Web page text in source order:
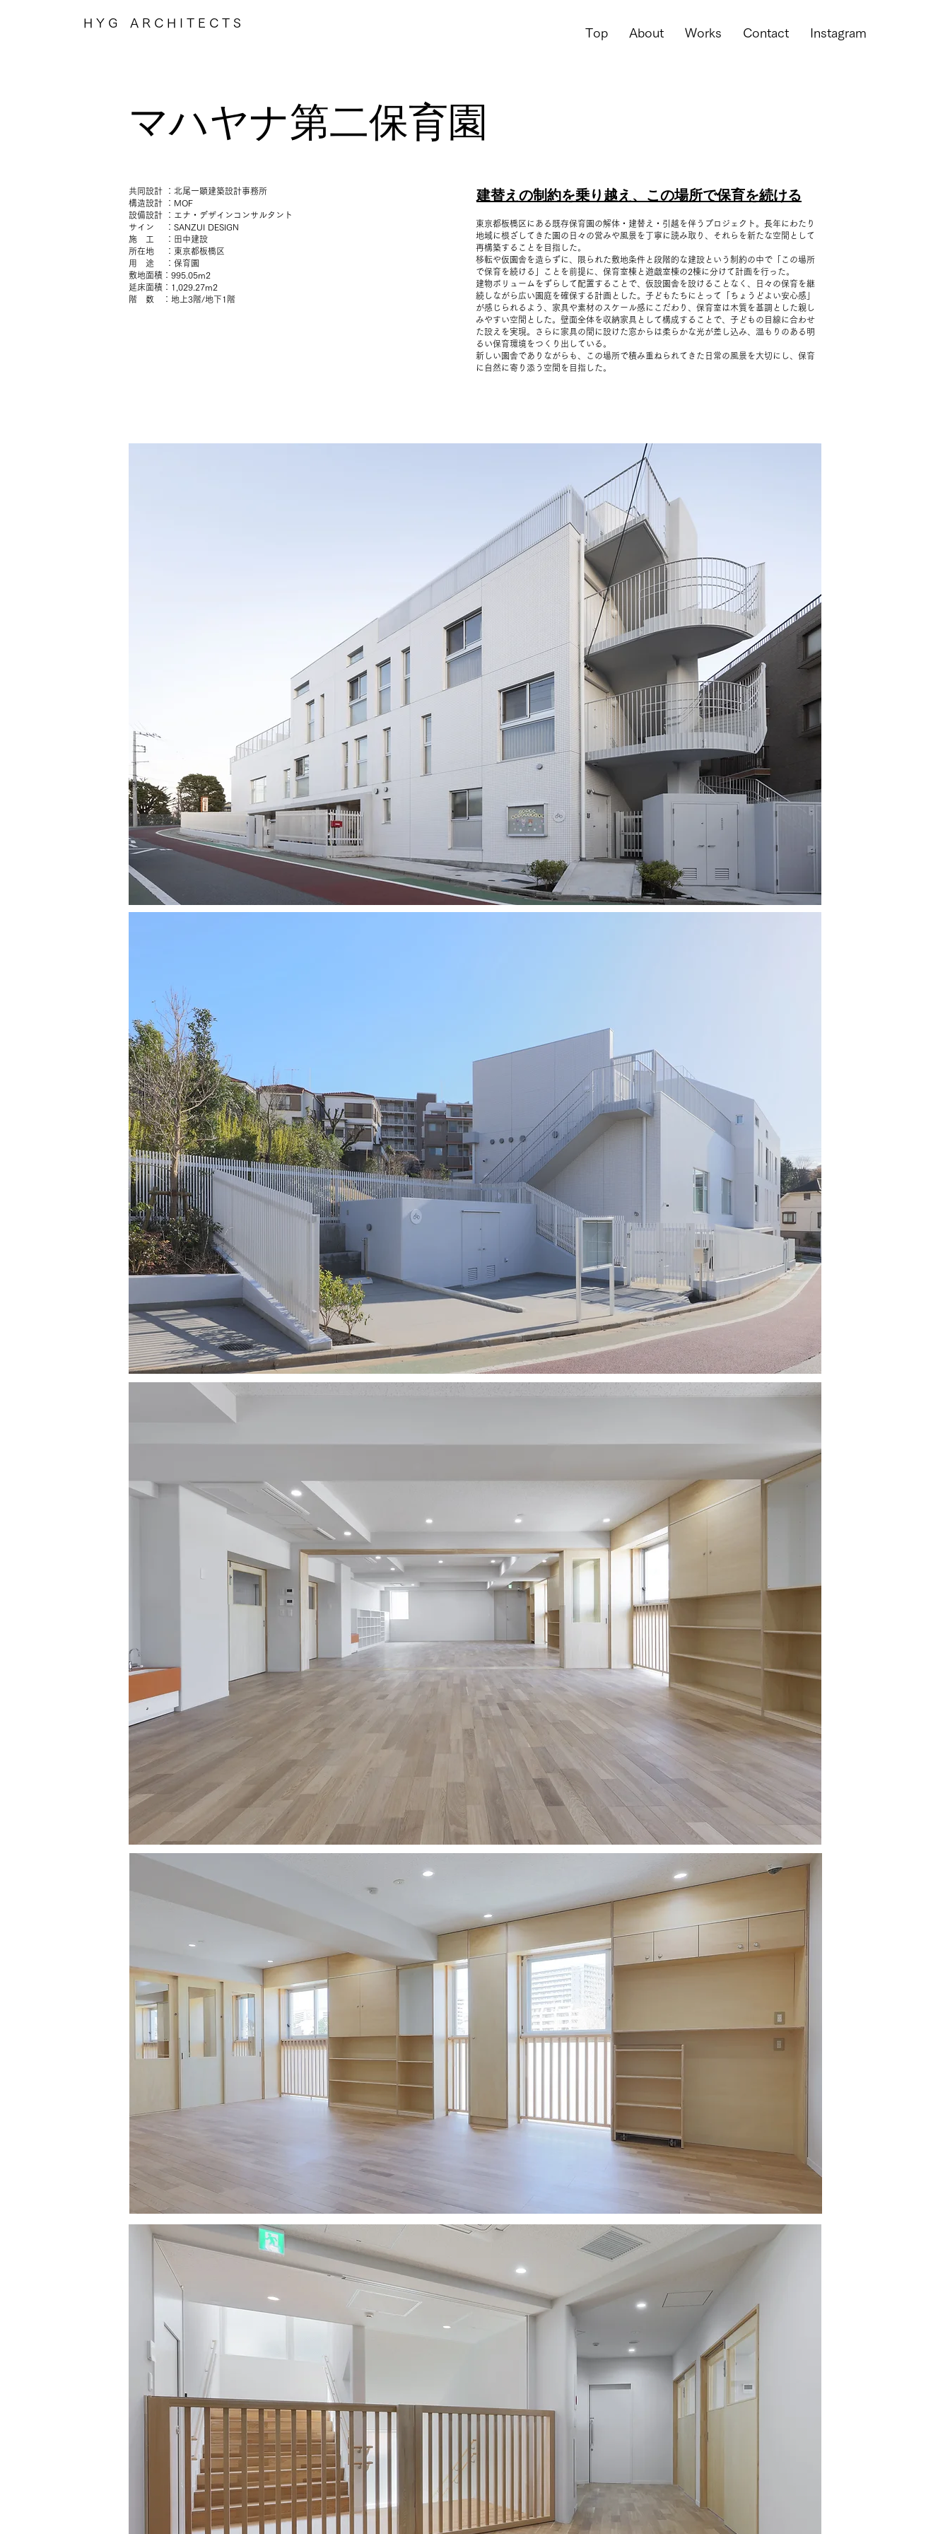
H Y G A R C H I T E C T S
Top About Works Contact Instagram
共同設計 ：北尾一顕建築設計事務所
構造設計 ：MOF
設備設計 ：エナ・デザインコンサルタント
サイン ：SANZUI DESIGN
施 工 ：田中建設
所在地 ：東京都板橋区
用 途 ：保育園
敷地面積：995.05m2
延床面積：1,029.27m2
階 数 ：地上3階/地下1階
建替えの制約を乗り越え、この場所で保育を続ける
東京都板橋区にある既存保育園の解体・建替え・引越を伴うプロジェクト。長年にわたり
地域に根ざしてきた園の日々の営みや風景を丁寧に読み取り、それらを新たな空間として
再構築することを目指した。
移転や仮園舎を造らずに、限られた敷地条件と段階的な建設という制約の中で「この場所
で保育を続ける」ことを前提に、保育室棟と遊戯室棟の2棟に分けて計画を行った。
建物ボリュームをずらして配置することで、仮設園舎を設けることなく、日々の保育を継
続しながら広い園庭を確保する計画とした。子どもたちにとって「ちょうどよい安心感」
が感じられるよう、家具や素材のスケール感にこだわり、保育室は木質を基調とした親し
みやすい空間とした。壁面全体を収納家具として構成することで、子どもの目線に合わせ
た設えを実現。さらに家具の間に設けた窓からは柔らかな光が差し込み、温もりのある明
るい保育環境をつくり出している。
新しい園舎でありながらも、この場所で積み重ねられてきた日常の風景を大切にし、保育
に自然に寄り添う空間を目指した。
マハヤナ第二保育園